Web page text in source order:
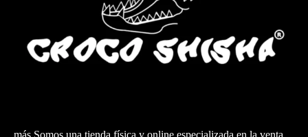
más Somos una tienda física y online especializada en la venta